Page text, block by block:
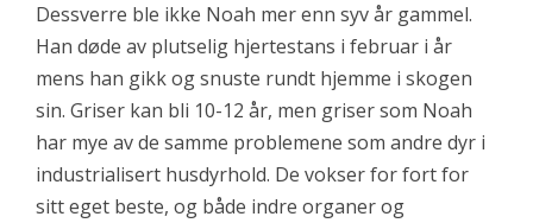
Dessverre ble ikke Noah mer enn syv år gammel.
Han døde av plutselig hjertestans i februar i år
mens han gikk og snuste rundt hjemme i skogen
sin. Griser kan bli 10-12 år, men griser som Noah
har mye av de samme problemene som andre dyr i
industrialisert husdyrhold. De vokser for fort for
sitt eget beste, og både indre organer og